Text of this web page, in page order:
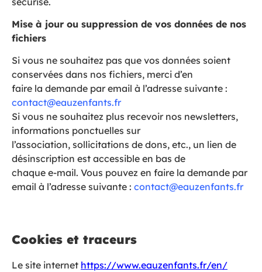
Mise à jour ou suppression de vos données de nos
fichiers
Si vous ne souhaitez pas que vos données soient
conservées dans nos fichiers, merci d’en
faire la demande par email à l’adresse suivante :
contact@eauzenfants.fr
Si vous ne souhaitez plus recevoir nos newsletters,
informations ponctuelles sur
l’association, sollicitations de dons, etc., un lien de
désinscription est accessible en bas de
chaque e-mail. Vous pouvez en faire la demande par
email à l’adresse suivante : contact@eauzenfants.fr
Cookies et traceurs
Le site internet https://www.eauzenfants.fr/en/